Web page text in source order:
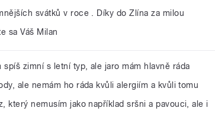
svátků v roce . Díky do Zlína za milou
sa Váš Milan
spíš zimní s letní typ, ale jaro mám hlavně ráda
ale nemám ho ráda kvůli alergiím a kvůli tomu
který nemusím jako například sršni a pavouci, ale i